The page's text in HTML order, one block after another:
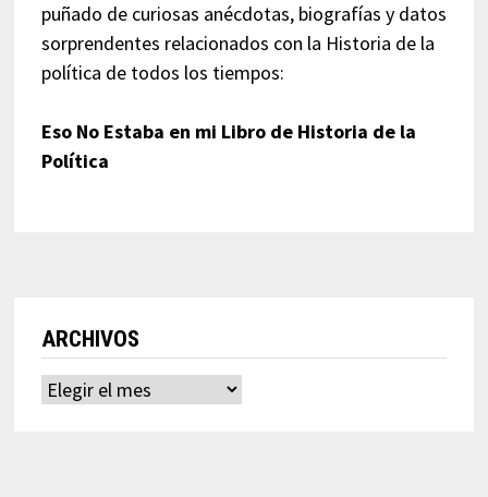
puñado de curiosas anécdotas, biografías y datos
sorprendentes relacionados con la Historia de la
política de todos los tiempos:
Eso No Estaba en mi Libro de Historia de la
Política
ARCHIVOS
Archivos